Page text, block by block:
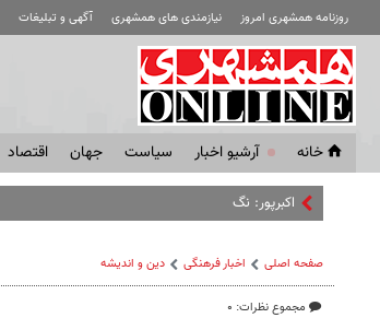
روزنامه همشهری امروز نیازمندی های همشهری آگهی و تبلیغات
خانه آرشیو اخبار سياست جهان اقتصاد
اکبرپور: نگران سهراب هستم/ استقلال ف
صفحه اصلی اخبار فرهنگی دین و اندیشه
مجموع نظرات: ۰